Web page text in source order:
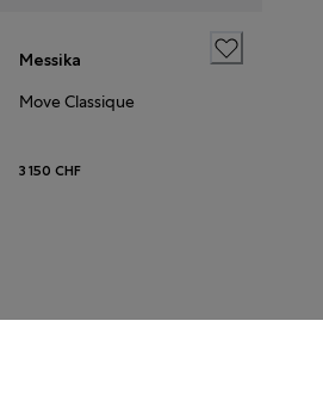
Messika
Move Classique
3 150 CHF